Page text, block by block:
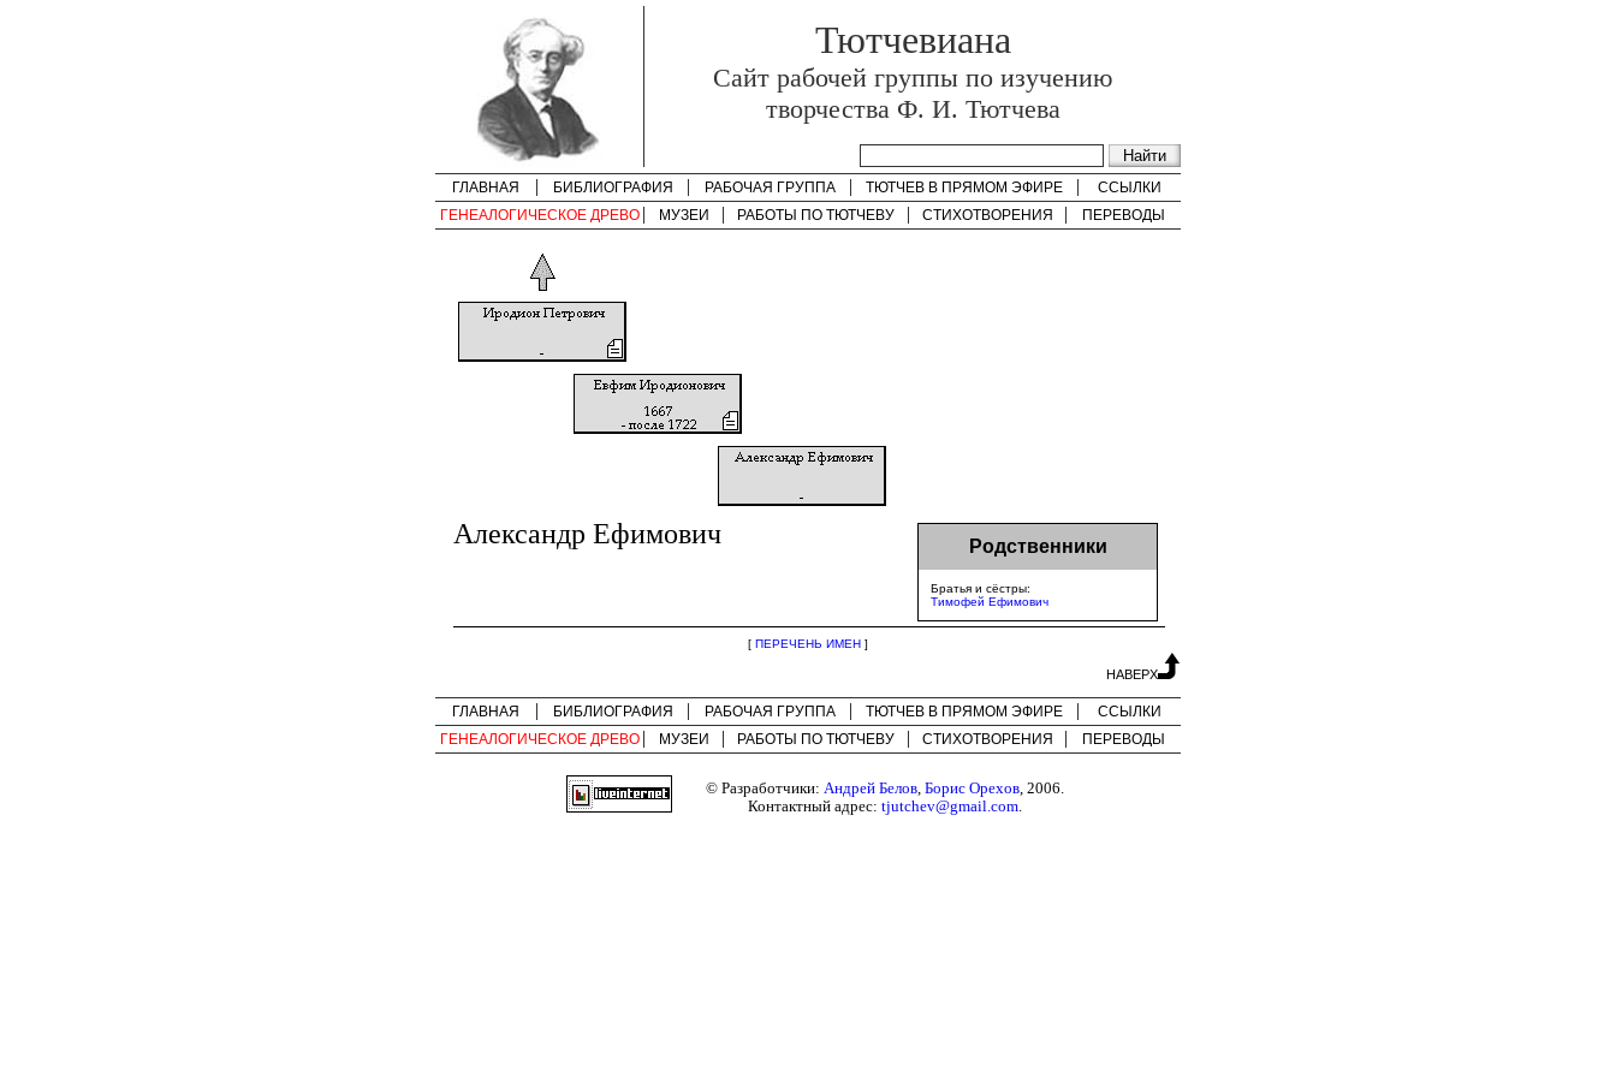
Тютчевиана
Cайт рабочей группы по изучению
творчества Ф. И. Тютчева
ГЛАВНАЯ БИБЛИОГРАФИЯ РАБОЧАЯ ГРУППА ТЮТЧЕВ В ПРЯМОМ ЭФИРЕ
ССЫЛКИ
ГЕНЕАЛОГИЧЕСКОЕ ДРЕВО
МУЗЕИ РАБОТЫ ПО ТЮТЧЕВУ СТИХОТВОРЕНИЯ ПЕРЕВОДЫ
Родственники
Братья и сёстры:
Тимофей Ефимович
Александр Ефимович
[ ПЕРЕЧЕНЬ ИМЕН ]
НАВЕРХ
ГЛАВНАЯ БИБЛИОГРАФИЯ РАБОЧАЯ ГРУППА ТЮТЧЕВ В ПРЯМОМ ЭФИРЕ
ССЫЛКИ
ГЕНЕАЛОГИЧЕСКОЕ ДРЕВО
МУЗЕИ РАБОТЫ ПО ТЮТЧЕВУ СТИХОТВОРЕНИЯ ПЕРЕВОДЫ
© Разработчики: Андрей Белов, Борис Орехов, 2006.
Контактный адрес: tjutchev@gmail.com.